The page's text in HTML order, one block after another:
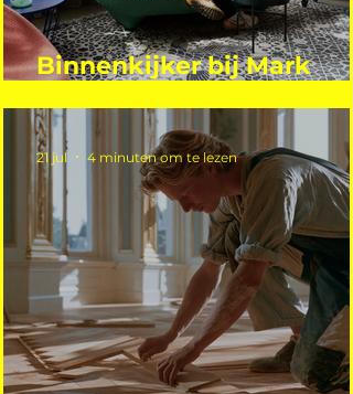
Binnenkijker bij Mark
21 jul 4 minuten om te lezen